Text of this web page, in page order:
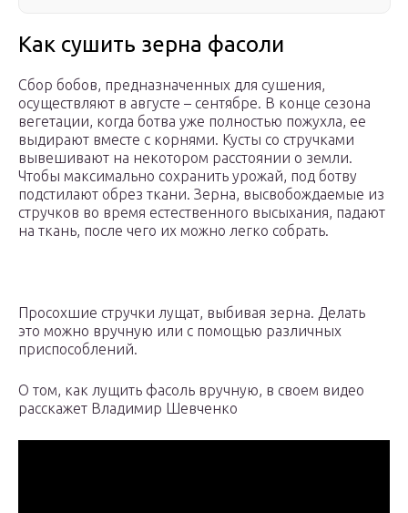
Как сушить зерна фасоли
Сбор бобов, предназначенных для сушения,
осуществляют в августе – сентябре. В конце сезона
вегетации, когда ботва уже полностью пожухла, ее
выдирают вместе с корнями. Кусты со стручками
вывешивают на некотором расстоянии о земли.
Чтобы максимально сохранить урожай, под ботву
подстилают обрез ткани. Зерна, высвобождаемые из
стручков во время естественного высыхания, падают
на ткань, после чего их можно легко собрать.
Просохшие стручки лущат, выбивая зерна. Делать
это можно вручную или с помощью различных
приспособлений.
О том, как лущить фасоль вручную, в своем видео
расскажет Владимир Шевченко